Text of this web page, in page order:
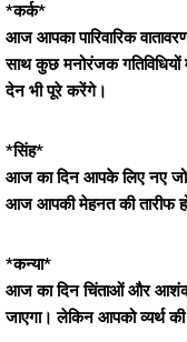
*कर्क*
आज आपका पारिवारिक
साथ कुछ मनोरंजक
देन भी पूरे करेंगे।
*सिंह*
आज का दिन आपके लिए नए
आज आपकी मेहनत की तारीफ
*कन्या*
आज का दिन चिंताओं और
जाएगा। लेकिन आपको व्यर्थ की